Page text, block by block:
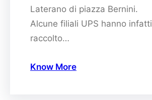
Laterano di piazza Bernini.
Alcune filiali UPS hanno infatti
raccolto…
Know More